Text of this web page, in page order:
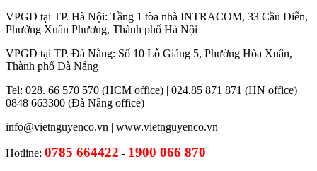
VPGD tại TP. Hà Nội: Tầng 1 tòa nhà INTRACOM, 33 Cầu Diễn,
Phường Xuân Phương, Thành phố Hà Nội
VPGD tại TP. Đà Nẵng: Số 10 Lỗ Giáng 5, Phường Hòa Xuân,
Thành phố Đà Nẵng
Tel: 028. 66 570 570 (HCM office) | 024.85 871 871 (HN office) |
0848 663300 (Đà Nẵng office)
info@vietnguyenco.vn | www.vietnguyenco.vn
Hotline: 0785 664422 - 1900 066 870